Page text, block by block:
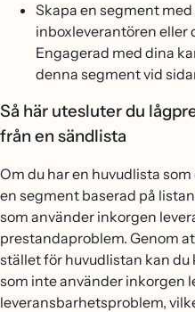
Skapa en segment
inboxleverantören eller
Engagerad med dina
denna segment vid
Så här utesluter du
från en sändlista
Om du har en huvudlista
en segment baserad på
som använder inkorgen
prestandaproblem. Genom
stället för huvudlistan kan
som inte använder inkorgen
leveransbarhetsproblem,